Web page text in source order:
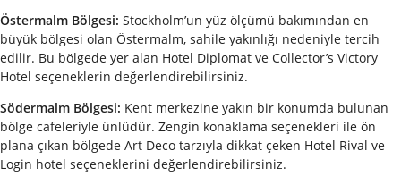
Östermalm Bölgesi: Stockholm’un yüz ölçümü bakımından en
büyük bölgesi olan Östermalm, sahile yakınlığı nedeniyle tercih
edilir. Bu bölgede yer alan Hotel Diplomat ve Collector’s Victory
Hotel seçeneklerin değerlendirebilirsiniz.
Södermalm Bölgesi: Kent merkezine yakın bir konumda bulunan
bölge cafeleriyle ünlüdür. Zengin konaklama seçenekleri ile ön
plana çıkan bölgede Art Deco tarzıyla dikkat çeken Hotel Rival ve
Login hotel seçeneklerini değerlendirebilirsiniz.